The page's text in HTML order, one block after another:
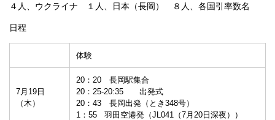
４人、ウクライナ １人、日本（長岡） ８人、各国引率数名
日程
体験
7月19日
（木）
20：20 長岡駅集合
20：25-20:35 出発式
20：43 長岡出発（とき348号）
1：55 羽田空港発（JL041（7月20日深夜））